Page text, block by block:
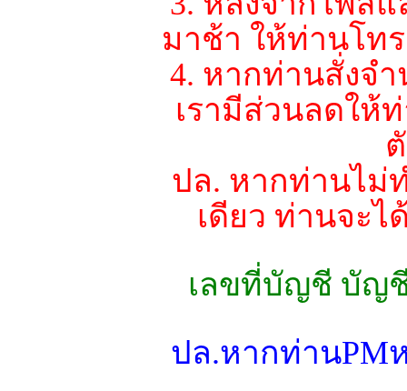
มาช้า ให้ท่านโทร
4. หากท่านสั่งจ
เรามีส่วนลดให้
ปล. หากท่านไม่
เดียว ท่านจะไ
เลขที่บัญชี บัญชี
ปล.หากท่านPM